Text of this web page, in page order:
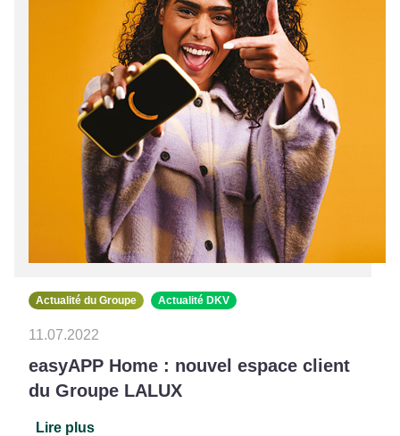
Actualité du Groupe Actualité DKV
11.07.2022
easyAPP Home : nouvel espace client
du Groupe LALUX
Lire plus